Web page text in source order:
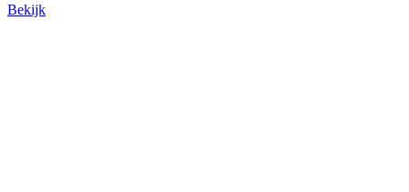
Bekijk